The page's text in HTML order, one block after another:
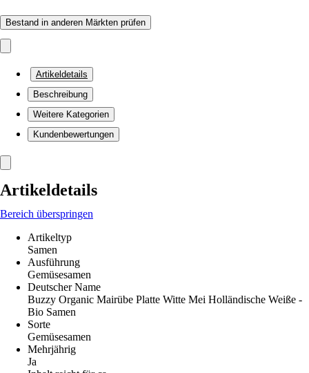
Bestand in anderen Märkten prüfen
Artikeldetails
Beschreibung
Weitere Kategorien
Kundenbewertungen
Artikeldetails
Bereich überspringen
Artikeltyp
Samen
Ausführung
Gemüsesamen
Deutscher Name
Buzzy Organic Mairübe Platte Witte Mei Holländische Weiße -
Bio Samen
Sorte
Gemüsesamen
Mehrjährig
Ja